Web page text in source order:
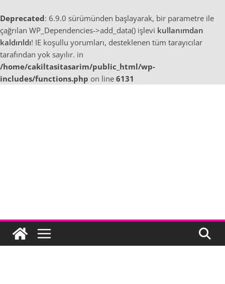
Deprecated: 6.9.0 sürümünden başlayarak, bir parametre ile
çağrılan WP_Dependencies->add_data() işlevi kullanımdan
kaldırıldı! IE koşullu yorumları, desteklenen tüm tarayıcılar
tarafından yok sayılır. in
/home/cakiltasitasarim/public_html/wp-
includes/functions.php on line 6131